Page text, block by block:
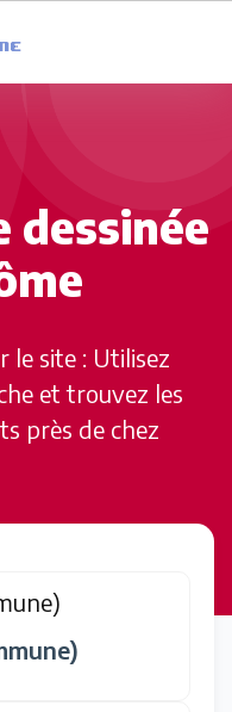
dessinée
le site : Utilisez
et trouvez les
près de chez